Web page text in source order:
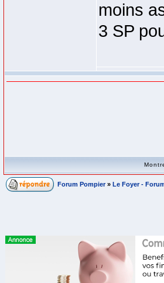
moins
3 SP
Forum Pompier » Le Foyer -